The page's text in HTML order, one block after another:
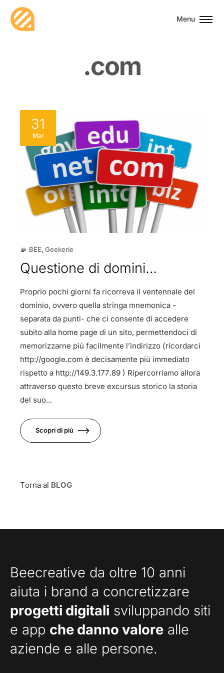
Menu
.com
31
Mar
subject BEE, Geekerie
Questione di domini…
Proprio pochi giorni fa ricorreva il ventennale del
dominio, ovvero quella stringa mnemonica -
separata da punti- che ci consente di accedere
subito alla home page di un sito, permettendoci di
memorizzarne più facilmente l’indirizzo (ricordarci
http://google.com è decisamente più immediato
rispetto a http://149.3.177.89 ) Ripercorriamo allora
attraverso questo breve excursus storico la storia
del suo...
Scopri di più
Torna al BLOG
Beecreative da oltre 10 anni
aiuta i brand a concretizzare
progetti digitali sviluppando siti
e app che danno valore alle
aziende e alle persone.